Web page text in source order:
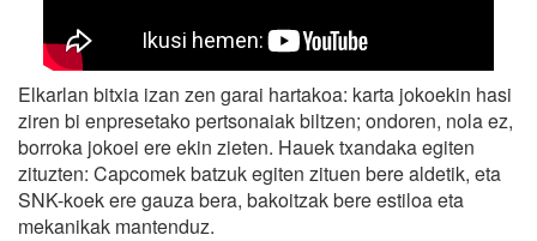
Elkarlan bitxia izan zen garai hartakoa: karta jokoekin hasi
ziren bi enpresetako pertsonaiak biltzen; ondoren, nola ez,
borroka jokoei ere ekin zieten. Hauek txandaka egiten
zituzten: Capcomek batzuk egiten zituen bere aldetik, eta
SNK-koek ere gauza bera, bakoitzak bere estiloa eta
mekanikak mantenduz.